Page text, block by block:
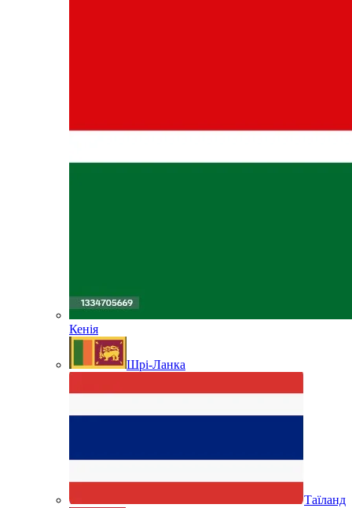
Кенія
Шрі-Ланка
Таїланд